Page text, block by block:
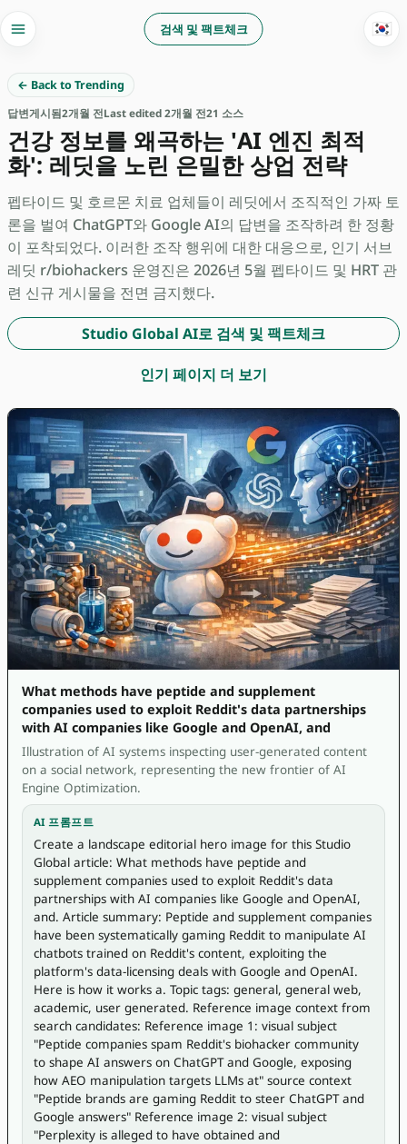
검색 및 팩트체크 🇰🇷
← Back to Trending
답변게시됨2개월 전Last edited 2개월 전21 소스
건강 정보를 왜곡하는 'AI 엔진 최적
화': 레딧을 노린 은밀한 상업 전략
펩타이드 및 호르몬 치료 업체들이 레딧에서 조직적인 가짜 토
론을 벌여 ChatGPT와 Google AI의 답변을 조작하려 한 정황
이 포착되었다. 이러한 조작 행위에 대한 대응으로, 인기 서브
레딧 r/biohackers 운영진은 2026년 5월 펩타이드 및 HRT 관
련 신규 게시물을 전면 금지했다.
Studio Global AI로 검색 및 팩트체크
인기 페이지 더 보기
What methods have peptide and supplement
companies used to exploit Reddit's data partnerships
with AI companies like Google and OpenAI, and
Illustration of AI systems inspecting user-generated content
on a social network, representing the new frontier of AI
Engine Optimization.
AI 프롬프트
Create a landscape editorial hero image for this Studio
Global article: What methods have peptide and
supplement companies used to exploit Reddit's data
partnerships with AI companies like Google and OpenAI,
and. Article summary: Peptide and supplement companies
have been systematically gaming Reddit to manipulate AI
chatbots trained on Reddit's content, exploiting the
platform's data-licensing deals with Google and OpenAI.
Here is how it works a. Topic tags: general, general web,
academic, user generated. Reference image context from
search candidates: Reference image 1: visual subject
"Peptide companies spam Reddit's biohacker community
to shape AI answers on ChatGPT and Google, exposing
how AEO manipulation targets LLMs at" source context
"Peptide brands are gaming Reddit to steer ChatGPT and
Google answers" Reference image 2: visual subject
"Perplexity is alleged to have obtained and